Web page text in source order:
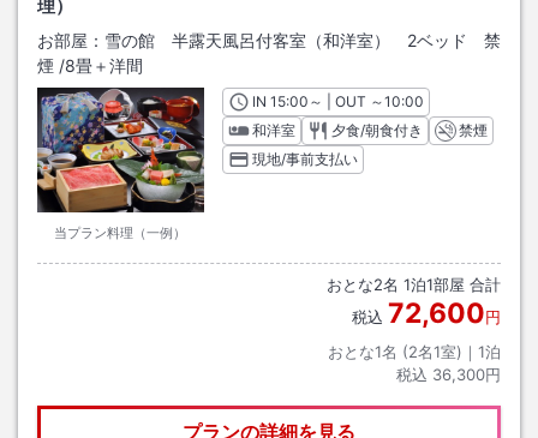
理）
お部屋： 雪の館 半露天風呂付客室（和洋室） 2ベッド 禁
煙 /8畳＋洋間
当プラン料理（一例）
INチェックイン
15:00 ～ | OUT チェックアウト
～10:00
和洋室
夕食/朝食付き
禁煙
現地/事前支払い
おとな2名 1泊1部屋 合計
税込 72,600円
おとな1名 (2名1室)｜ 1泊
税込 36,300円
プランの詳細を見る